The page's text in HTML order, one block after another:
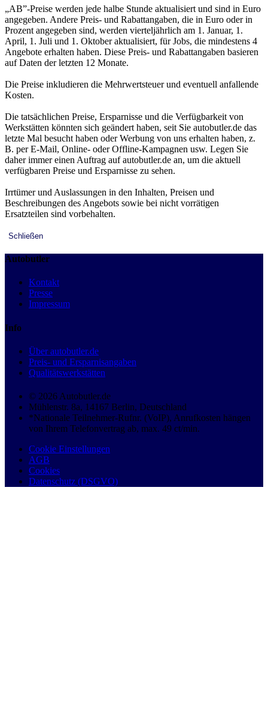
„AB”-Preise werden jede halbe Stunde aktualisiert und sind in Euro
angegeben. Andere Preis- und Rabattangaben, die in Euro oder in
Prozent angegeben sind, werden vierteljährlich am 1. Januar, 1.
April, 1. Juli und 1. Oktober aktualisiert, für Jobs, die mindestens 4
Angebote erhalten haben. Diese Preis- und Rabattangaben basieren
auf Daten der letzten 12 Monate.
Die Preise inkludieren die Mehrwertsteuer und eventuell anfallende
Kosten.
Die tatsächlichen Preise, Ersparnisse und die Verfügbarkeit von
Werkstätten könnten sich geändert haben, seit Sie autobutler.de das
letzte Mal besucht haben oder Werbung von uns erhalten haben, z.
B. per E-Mail, Online- oder Offline-Kampagnen usw. Legen Sie
daher immer einen Auftrag auf autobutler.de an, um die aktuell
verfügbaren Preise und Ersparnisse zu sehen.
Irrtümer und Auslassungen in den Inhalten, Preisen und
Beschreibungen des Angebots sowie bei nicht vorrätigen
Ersatzteilen sind vorbehalten.
Schließen
Autobutler
Kontakt
Presse
Impressum
Info
Über autobutler.de
Preis- und Ersparnisangaben
Qualitätswerkstätten
© 2026 Autobutler.de
Mühlenstr. 8a, 14167 Berlin, Deutschland
*Nationale Teilnehmer-Rufnr. (VoIP), Anrufkosten hängen
von Ihrem Telefonvertrag ab, max. 49 ct/min.
Cookie Einstellungen
AGB
Cookies
Datenschutz (DSGVO)